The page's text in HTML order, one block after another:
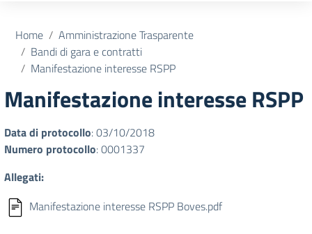
Home
Amministrazione Trasparente
Bandi di gara e contratti
Manifestazione interesse RSPP
Manifestazione interesse RSPP
Data di protocollo: 03/10/2018
Numero protocollo: 0001337
Allegati:
Manifestazione interesse RSPP Boves.pdf